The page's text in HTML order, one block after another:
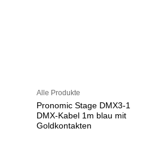
Alle Produkte
Pronomic Stage DMX3-1
DMX-Kabel 1m blau mit
Goldkontakten